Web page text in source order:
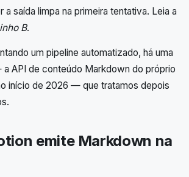
a saída limpa na primeira tentativa. Leia a
B.
um pipeline automatizado, há uma
API de conteúdo Markdown do próprio
início de 2026 — que tratamos depois
emite Markdown na